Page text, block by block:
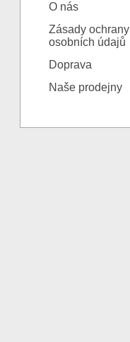
O nás
Zásady ochrany
osobních údajů
Doprava
Naše prodejny